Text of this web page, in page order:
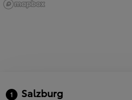
1 Salzburg